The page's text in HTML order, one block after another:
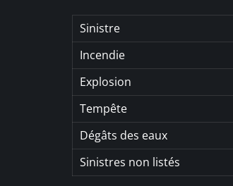
Sinistre
Incendie
Explosion
Tempête
Dégâts des eaux
Sinistres non listés